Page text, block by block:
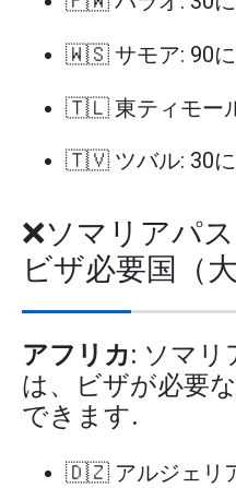
🇼🇸 サモア: 90
🇹🇱 東ティモー
🇹🇻 ツバル: 30
❌ソマリアパ
ビザ必要国（大
アフリカ: ソマリ
は、ビザが必要
できます.
🇩🇿 アルジェリ